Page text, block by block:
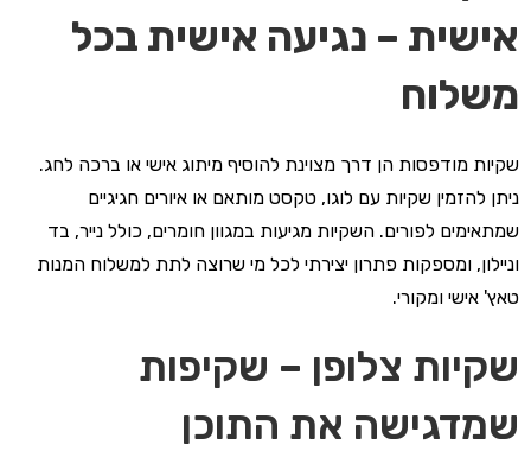
אישית – נגיעה אישית בכל
משלוח
שקיות מודפסות הן דרך מצוינת להוסיף מיתוג אישי או ברכה לחג.
ניתן להזמין שקיות עם לוגו, טקסט מותאם או איורים חגיגיים
שמתאימים לפורים. השקיות מגיעות במגוון חומרים, כולל נייר, בד
וניילון, ומספקות פתרון יצירתי לכל מי שרוצה לתת למשלוח המנות
טאץ' אישי ומקורי.
שקיות צלופן – שקיפות
שמדגישה את התוכן